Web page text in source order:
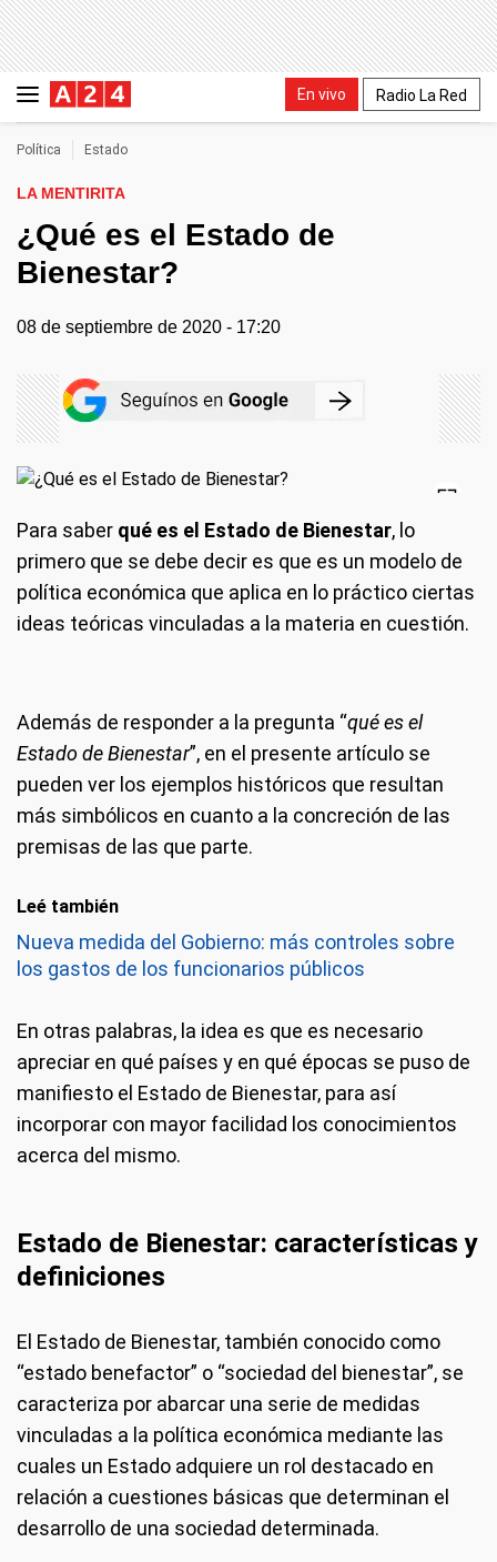
En vivo Radio La Red
Política Estado
LA MENTIRITA
¿Qué es el Estado de
Bienestar?
08 de septiembre de 2020 - 17:20
Para saber qué es el Estado de Bienestar, lo
primero que se debe decir es que es un modelo de
política económica que aplica en lo práctico ciertas
ideas teóricas vinculadas a la materia en cuestión.
Además de responder a la pregunta “qué es el
Estado de Bienestar”, en el presente artículo se
pueden ver los ejemplos históricos que resultan
más simbólicos en cuanto a la concreción de las
premisas de las que parte.
Leé también
Nueva medida del Gobierno: más controles sobre
los gastos de los funcionarios públicos
En otras palabras, la idea es que es necesario
apreciar en qué países y en qué épocas se puso de
manifiesto el Estado de Bienestar, para así
incorporar con mayor facilidad los conocimientos
acerca del mismo.
Estado de Bienestar: características y
definiciones
El Estado de Bienestar, también conocido como
“estado benefactor” o “sociedad del bienestar”, se
caracteriza por abarcar una serie de medidas
vinculadas a la política económica mediante las
cuales un Estado adquiere un rol destacado en
relación a cuestiones básicas que determinan el
desarrollo de una sociedad determinada.